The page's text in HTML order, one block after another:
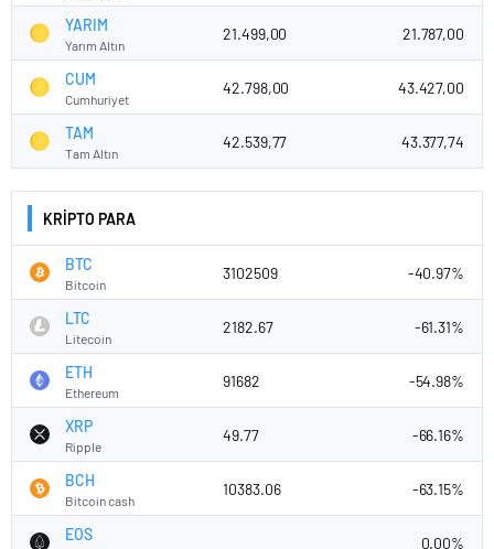
YARIM
Yarım Altın
21.499,00 21.787,00
CUM
Cumhuriyet
42.798,00 43.427,00
TAM
Tam Altın
42.539,77 43.377,74
KRİPTO PARA
BTC
Bitcoin
3102509 -40.97%
LTC
Litecoin
2182.67 -61.31%
ETH
Ethereum
91682 -54.98%
XRP
Ripple
49.77 -66.16%
BCH
Bitcoin cash
10383.06 -63.15%
EOS 0.00%